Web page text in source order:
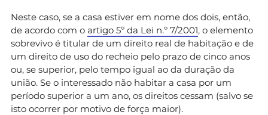
Neste caso, se a casa estiver em nome dos dois, então,
de acordo com o artigo 5º da Lei n.º 7/2001, o elemento
sobrevivo é titular de um direito real de habitação e de
um direito de uso do recheio pelo prazo de cinco anos
ou, se superior, pelo tempo igual ao da duração da
união. Se o interessado não habitar a casa por um
período superior a um ano, os direitos cessam (salvo se
isto ocorrer por motivo de força maior).